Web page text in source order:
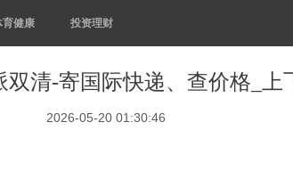
育健康 投资理财
双清-寄国际快递、查价格_上
2026-05-20 01:30:46